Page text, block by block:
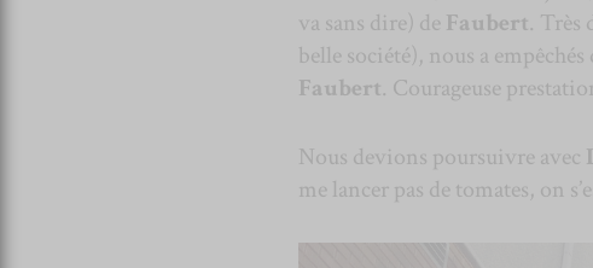
va sans dire) de Faubert. Très
belle société), nous a
Faubert. Courageuse
Nous devions poursuivre avec
me lancer pas de tomates, on